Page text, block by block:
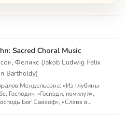
Sacred Choral Music
Феликс (Jakob Ludwig Felix
Bartholdy)
Мендельсона: «Из глубины
Господи», «Господи, помилуй»,
Бог Саваоф», «Слава в